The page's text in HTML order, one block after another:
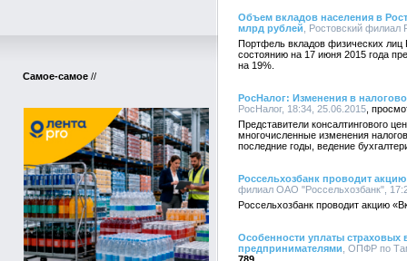
Самое-самое //
Объем вкладов населения в
млрд рублей , Ростовский филиал
Портфель вкладов физических лиц
состоянию на 17 июня 2015 года
на 19%.
РосНалог: Изменения в
РосНалог, 18:34, 25.06.2015
Представители консалтингового
многочисленные изменения
последние годы, ведение
Россельхозбанк проводит
филиал ОАО "Россельхозбанк",
Россельхозбанк проводит акцию
Особенности уплаты
предпринимателями , ОПФР по